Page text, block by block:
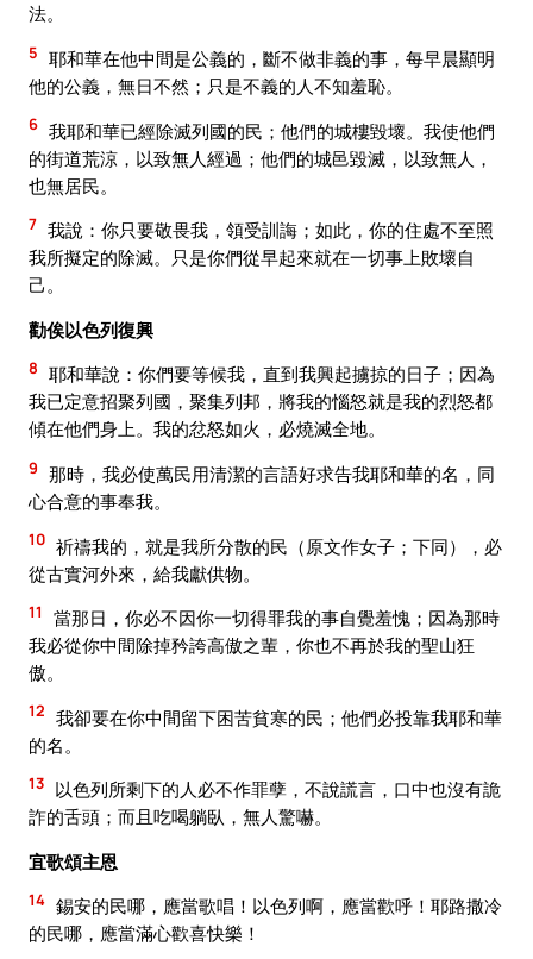
法。
5 耶和華在他中間是公義的，斷不做非義的事，每早晨顯明
他的公義，無日不然；只是不義的人不知羞恥。
6 我耶和華已經除滅列國的民；他們的城樓毀壞。我使他們
的街道荒涼，以致無人經過；他們的城邑毀滅，以致無人，
也無居民。
7 我說：你只要敬畏我，領受訓誨；如此，你的住處不至照
我所擬定的除滅。只是你們從早起來就在一切事上敗壞自
己。
勸俟以色列復興
8 耶和華說：你們要等候我，直到我興起擄掠的日子；因為
我已定意招聚列國，聚集列邦，將我的惱怒就是我的烈怒都
傾在他們身上。我的忿怒如火，必燒滅全地。
9 那時，我必使萬民用清潔的言語好求告我耶和華的名，同
心合意的事奉我。
10 祈禱我的，就是我所分散的民（原文作女子；下同），必
從古實河外來，給我獻供物。
11
當那日，你必不因你一切得罪我的事自覺羞愧；因為那時
我必從你中間除掉矜誇高傲之輩，你也不再於我的聖山狂
傲。
12 我卻要在你中間留下困苦貧寒的民；他們必投靠我耶和華
的名。
13 以色列所剩下的人必不作罪孽，不說謊言，口中也沒有詭
詐的舌頭；而且吃喝躺臥，無人驚嚇。
宜歌頌主恩
14 錫安的民哪，應當歌唱！以色列啊，應當歡呼！耶路撒冷
的民哪，應當滿心歡喜快樂！